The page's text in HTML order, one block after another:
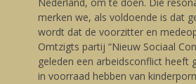
merken we, als voldoende is dat
wordt dat de voorzitter en
Omtzigts partij “Nieuw Sociaal
geleden een arbeidsconflict heeft
in voorraad hebben van